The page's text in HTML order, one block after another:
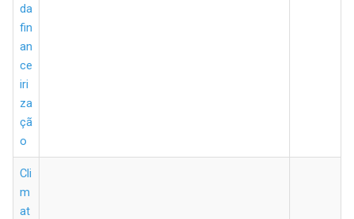
da
fin
an
ce
iri
za
çã
o
Cli
m
at